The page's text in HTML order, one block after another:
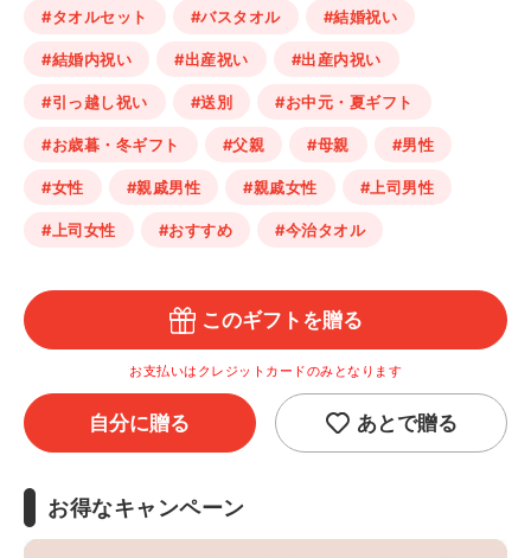
#タオルセット #バスタオル #結婚祝い
#結婚内祝い #出産祝い #出産内祝い
#引っ越し祝い #送別 #お中元・夏ギフト
#お歳暮・冬ギフト #父親 #母親 #男性
#女性 #親戚男性 #親戚女性 #上司男性
#上司女性 #おすすめ #今治タオル
このギフトを贈る
お支払いはクレジットカードのみとなります
自分に贈る あとで贈る
お得なキャンペーン